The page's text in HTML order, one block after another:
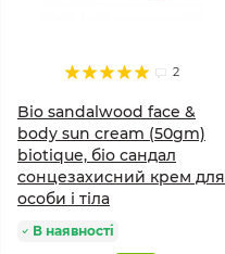
2
Bio sandalwood face &
body sun cream (50gm)
biotique, біо сандал
сонцезахисний крем для
особи і тіла
В наявності